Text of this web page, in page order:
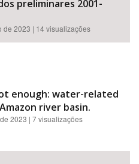
preliminares 2001-
de 2023 | 14 visualizações
enough: water-related
river basin.
2023 | 7 visualizações